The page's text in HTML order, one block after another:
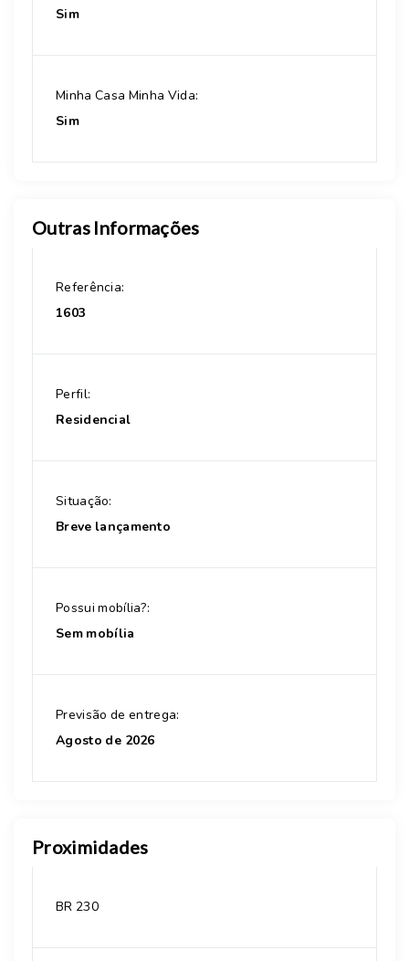
Sim
Minha Casa Minha Vida:
Sim
Outras Informações
Referência:
1603
Perfil:
Residencial
Situação:
Breve lançamento
Possui mobília?:
Sem mobília
Previsão de entrega:
Agosto de 2026
Proximidades
BR 230